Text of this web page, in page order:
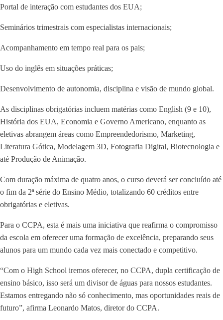
Portal de interação com estudantes dos EUA;
Seminários trimestrais com especialistas internacionais;
Acompanhamento em tempo real para os pais;
Uso do inglês em situações práticas;
Desenvolvimento de autonomia, disciplina e visão de mundo global.
As disciplinas obrigatórias incluem matérias como English (9 e 10),
História dos EUA, Economia e Governo Americano, enquanto as
eletivas abrangem áreas como Empreendedorismo, Marketing,
Literatura Gótica, Modelagem 3D, Fotografia Digital, Biotecnologia e
até Produção de Animação.
Com duração máxima de quatro anos, o curso deverá ser concluído até
o fim da 2ª série do Ensino Médio, totalizando 60 créditos entre
obrigatórias e eletivas.
Para o CCPA, esta é mais uma iniciativa que reafirma o compromisso
da escola em oferecer uma formação de excelência, preparando seus
alunos para um mundo cada vez mais conectado e competitivo.
“Com o High School iremos oferecer, no CCPA, dupla certificação de
ensino básico, isso será um divisor de águas para nossos estudantes.
Estamos entregando não só conhecimento, mas oportunidades reais de
futuro”, afirma Leonardo Matos, diretor do CCPA.